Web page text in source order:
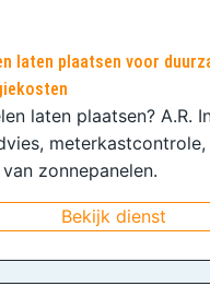
laten plaatsen voor
laten plaatsen? A.R.
zonnepanelen.
Bekijk dienst